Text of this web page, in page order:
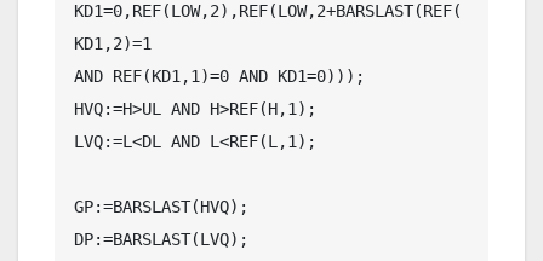
KD1=0,REF(LOW,2),REF(LOW,2+BARSLAST(REF(
KD1,2)=1
AND REF(KD1,1)=0 AND KD1=0)));
HVQ:=H>UL AND H>REF(H,1);
LVQ:=L<DL AND L<REF(L,1);
GP:=BARSLAST(HVQ);
DP:=BARSLAST(LVQ);